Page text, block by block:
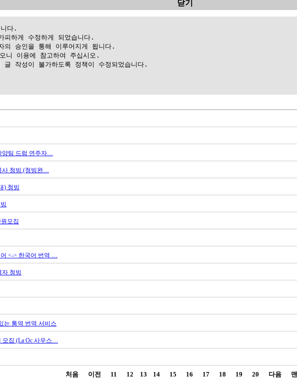
닫기
다.
하게 수정하게 되었습니다.
의 승인을 통해 이루어지게 됩니다.
니 이용에 참고하여 주십시오.
작성이 불가하도록 정책이 수정되었습니다.
팀 드럼 연주자…
청빙 (청빙완…
) 청빙
모집
<-> 한국어 번역 …
자 청빙
는 통역 번역 서비스
집 (La Oc 사우스…
처음 이전 11 12 13 14 15 16 17 18 19 20 다음